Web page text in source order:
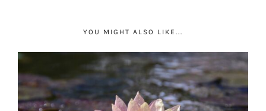
YOU MIGHT ALSO LIKE...